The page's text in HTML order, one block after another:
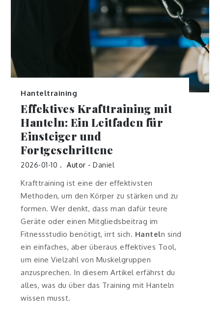
Hanteltraining
Effektives Krafttraining mit
Hanteln: Ein Leitfaden für
Einsteiger und
Fortgeschrittene
2026-01-10 Autor -Daniel
Krafttraining ist eine der effektivsten
Methoden, um den Körper zu stärken und zu
formen. Wer denkt, dass man dafür teure
Geräte oder einen Mitgliedsbeitrag im
Fitnessstudio benötigt, irrt sich. Hanteln sind
ein einfaches, aber überaus effektives Tool,
um eine Vielzahl von Muskelgruppen
anzusprechen. In diesem Artikel erfährst du
alles, was du über das Training mit Hanteln
wissen musst.